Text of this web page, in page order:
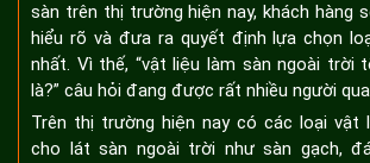
Thân thiện với môi trường
An toàn cho người sử dụng
Đẹp như gỗ tự nhiên
Chống cháy tốt
2. Ứng dụng của sàn ngoài trời gỗ nhựa
sàn trên thị trường hiện nay, khách hàng
hiểu rõ và đưa ra quyết định lựa chọn
nhất. Vì thế, “vật liệu làm sàn ngoài trời
là?” câu hỏi đang được rất nhiều người
Trên thị trường hiện nay có các loại vật
cho lát sàn ngoài trời như sàn gạch,